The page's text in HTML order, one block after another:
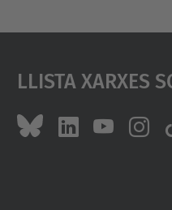
Llista Xarxes